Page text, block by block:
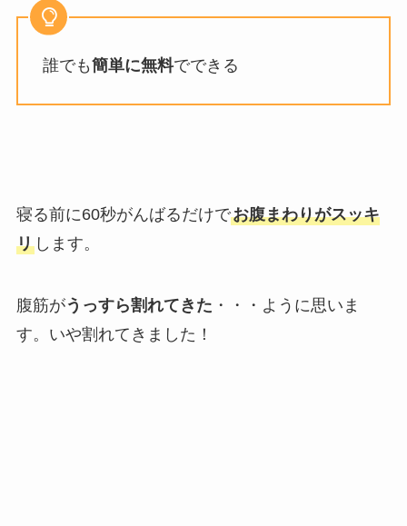
誰でも簡単に無料でできる
寝る前に60秒がんばるだけでお腹まわりがスッキ
リします。
腹筋がうっすら割れてきた ・・・ように思いま
す。いや割れてきました！